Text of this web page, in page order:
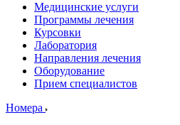
Медицинские услуги
Программы лечения
Курсовки
Лаборатория
Направления лечения
Оборудование
Прием специалистов
Номера